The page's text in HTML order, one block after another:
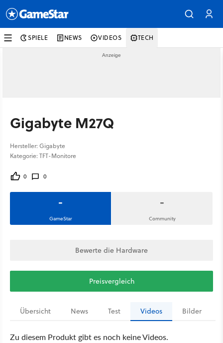
SPIELE NEWS VIDEOS TECH
Gigabyte M27Q
Hersteller: Gigabyte
Kategorie: TFT-Monitore
0 0
-
GameStar
-
Community
Bewerte die Hardware
Preisvergleich
Übersicht News Test Videos Bilder
Zu diesem Produkt gibt es noch keine Videos.